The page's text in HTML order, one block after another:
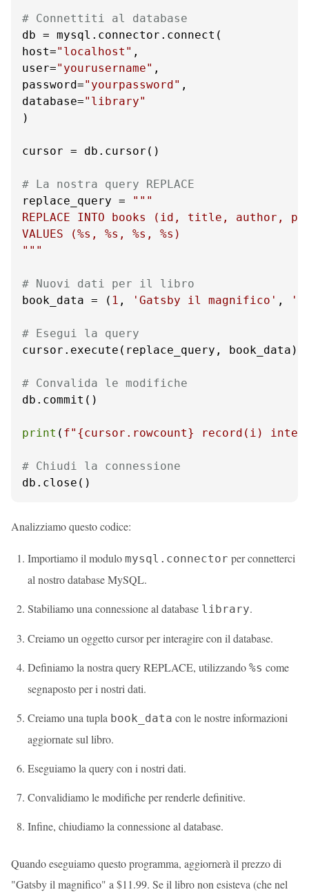
# Connettiti al database
db = mysql.connector.connect(
host="localhost" ,
user="yourusername" ,
password="yourpassword" ,
database="library"
)
cursor = db.cursor()
# La nostra query REPLACE
replace_query =
"""
REPLACE INTO books (id, title, author,
VALUES (%s, %s, %s, %s)
"""
# Nuovi dati per il libro
book_data = ( 1 , 'Gatsby il magnifico' ,
# Esegui la query
cursor.execute(replace_query, book_data)
# Convalida le modifiche
db.commit()
print ( f" {cursor.rowcount} record(i)
# Chiudi la connessione
db.close()
Analizziamo questo codice:
Importiamo il modulo mysql.connector per connetterci
al nostro database MySQL.
Stabiliamo una connessione al database library.
Creiamo un oggetto cursor per interagire con il database.
Definiamo la nostra query REPLACE, utilizzando %s come
segnaposto per i nostri dati.
Creiamo una tupla book_data con le nostre informazioni
aggiornate sul libro.
Eseguiamo la query con i nostri dati.
Convalidiamo le modifiche per renderle definitive.
Infine, chiudiamo la connessione al database.
Quando eseguiamo questo programma, aggiornerà il prezzo di
"Gatsby il magnifico" a $11.99. Se il libro non esisteva (che nel